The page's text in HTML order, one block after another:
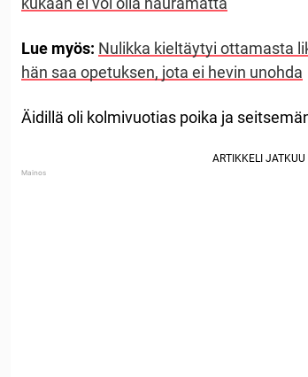
Lue myös: Nulikka kieltäytyi ottamasta
hän saa opetuksen, jota ei hevin unohda
Äidillä oli kolmivuotias poika ja